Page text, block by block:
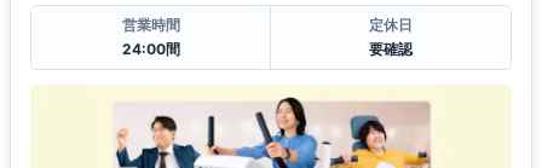
営業時間
24:00間
定休日
要確認